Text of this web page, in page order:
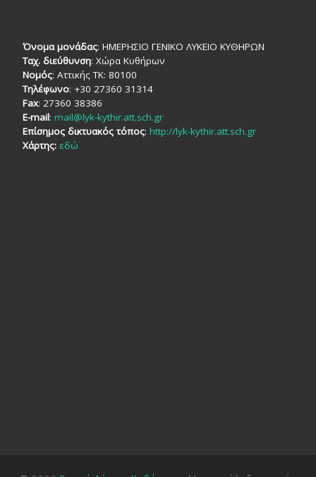
Όνομα μονάδας: ΗΜΕΡΗΣΙΟ ΓΕΝΙΚΟ ΛΥΚΕΙΟ ΚΥΘΗΡΩΝ
Ταχ. διεύθυνση: Χώρα Κυθήρων
Νομός: Αττικής TK: 80100
Τηλέφωνο: +30 27360 31314
Fax: 27360 38386
E-mail: mail@lyk-kythir.att.sch.gr
Επίσημος δικτυακός τόπος: http://lyk-kythir.att.sch.gr
Χάρτης: εδώ